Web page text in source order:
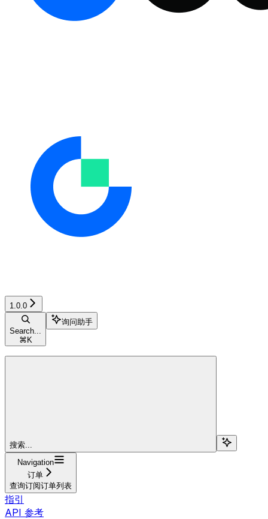
1.0.0
Search...
⌘ K
询问助手
搜索...
Navigation
订单
查询订阅订单列表
指引
API 参考